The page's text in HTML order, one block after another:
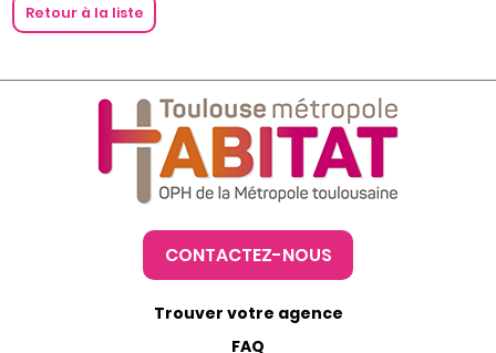
Retour à la liste
CONTACTEZ-NOUS
Trouver votre agence
FAQ